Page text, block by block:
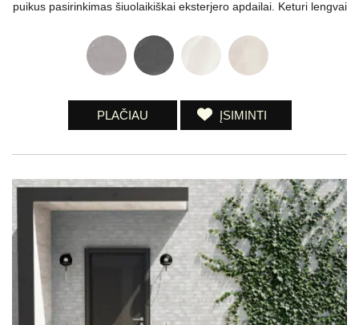
puikus pasirinkimas šiuolaikiškai eksterjero apdailai. Keturi lengvai
PLAČIAU ĮSIMINTI